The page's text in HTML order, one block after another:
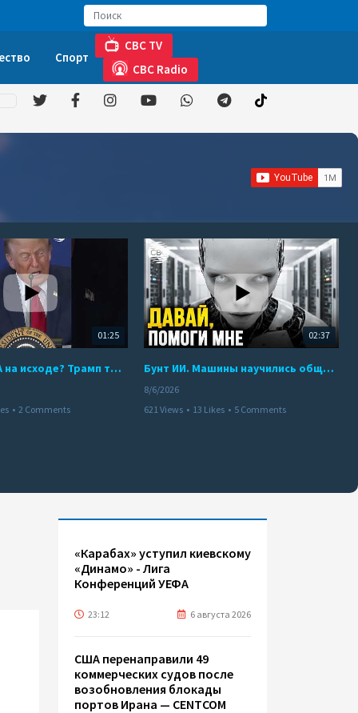
Спорт
CBC TV
CBC Radio
01:25
Арсенал США на исходе? Трамп требует объяснений
• 2 Comments
02:37
Бунт ИИ. Машины научились общаться
8/6/2026
621 Views • 13 Likes • 5 Comments
«Карабах» уступил киевскому
«Динамо» - Лига
Конференций УЕФА
23:12 6 августа 2026
США перенаправили 49
коммерческих судов после
возобновления блокады
портов Ирана — CENTCOM